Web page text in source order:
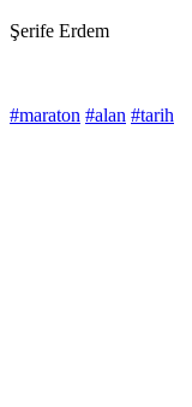
Şerife Erdem
#maraton #alan #tarih